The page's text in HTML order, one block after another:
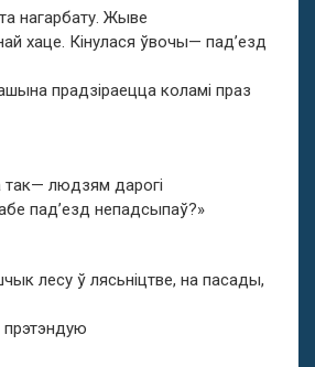
нагарбату. Жыве
хаце. Кінулася ўвочы— пад’езд
прадзіраецца коламі праз
так— людзям дарогі
пад’езд непадсыпаў?»
лесу ў лясьніцтве, на пасады,
прэтэндую